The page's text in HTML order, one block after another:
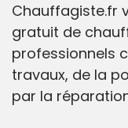
Chauffagiste.fr
gratuit de
professionnels
travaux, de la
par la